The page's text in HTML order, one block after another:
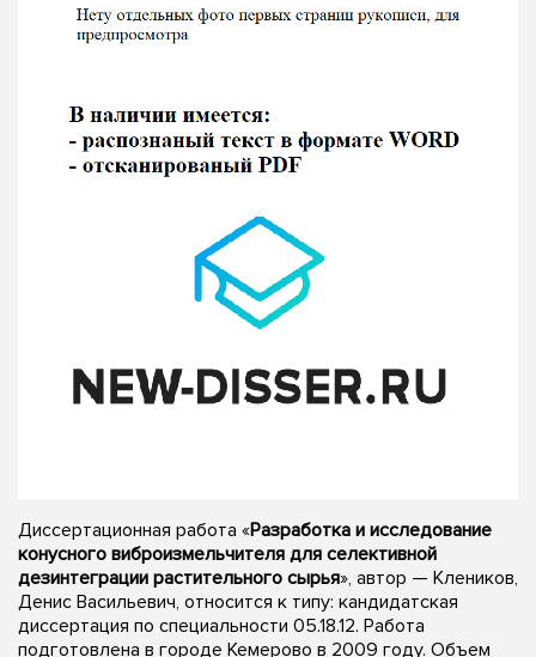
Диссертационная работа «Разработка и исследование
конусного виброизмельчителя для селективной
дезинтеграции растительного сырья», автор — Клеников,
Денис Васильевич, относится к типу: кандидатская
диссертация по специальности 05.18.12. Работа
подготовлена в городе Кемерово в 2009 году. Объем